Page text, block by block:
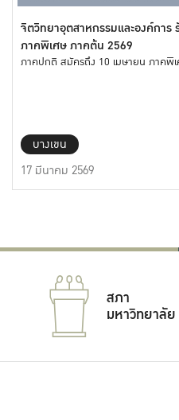
จิตวิทยาอุตสาหกรรมและองค์กา
ภาคพิเศษ ภาคต้น 2569
ภาคปกติ ส
บางเขน
17 มีนาคม 2569
สภา
มหาวิทยาลัย